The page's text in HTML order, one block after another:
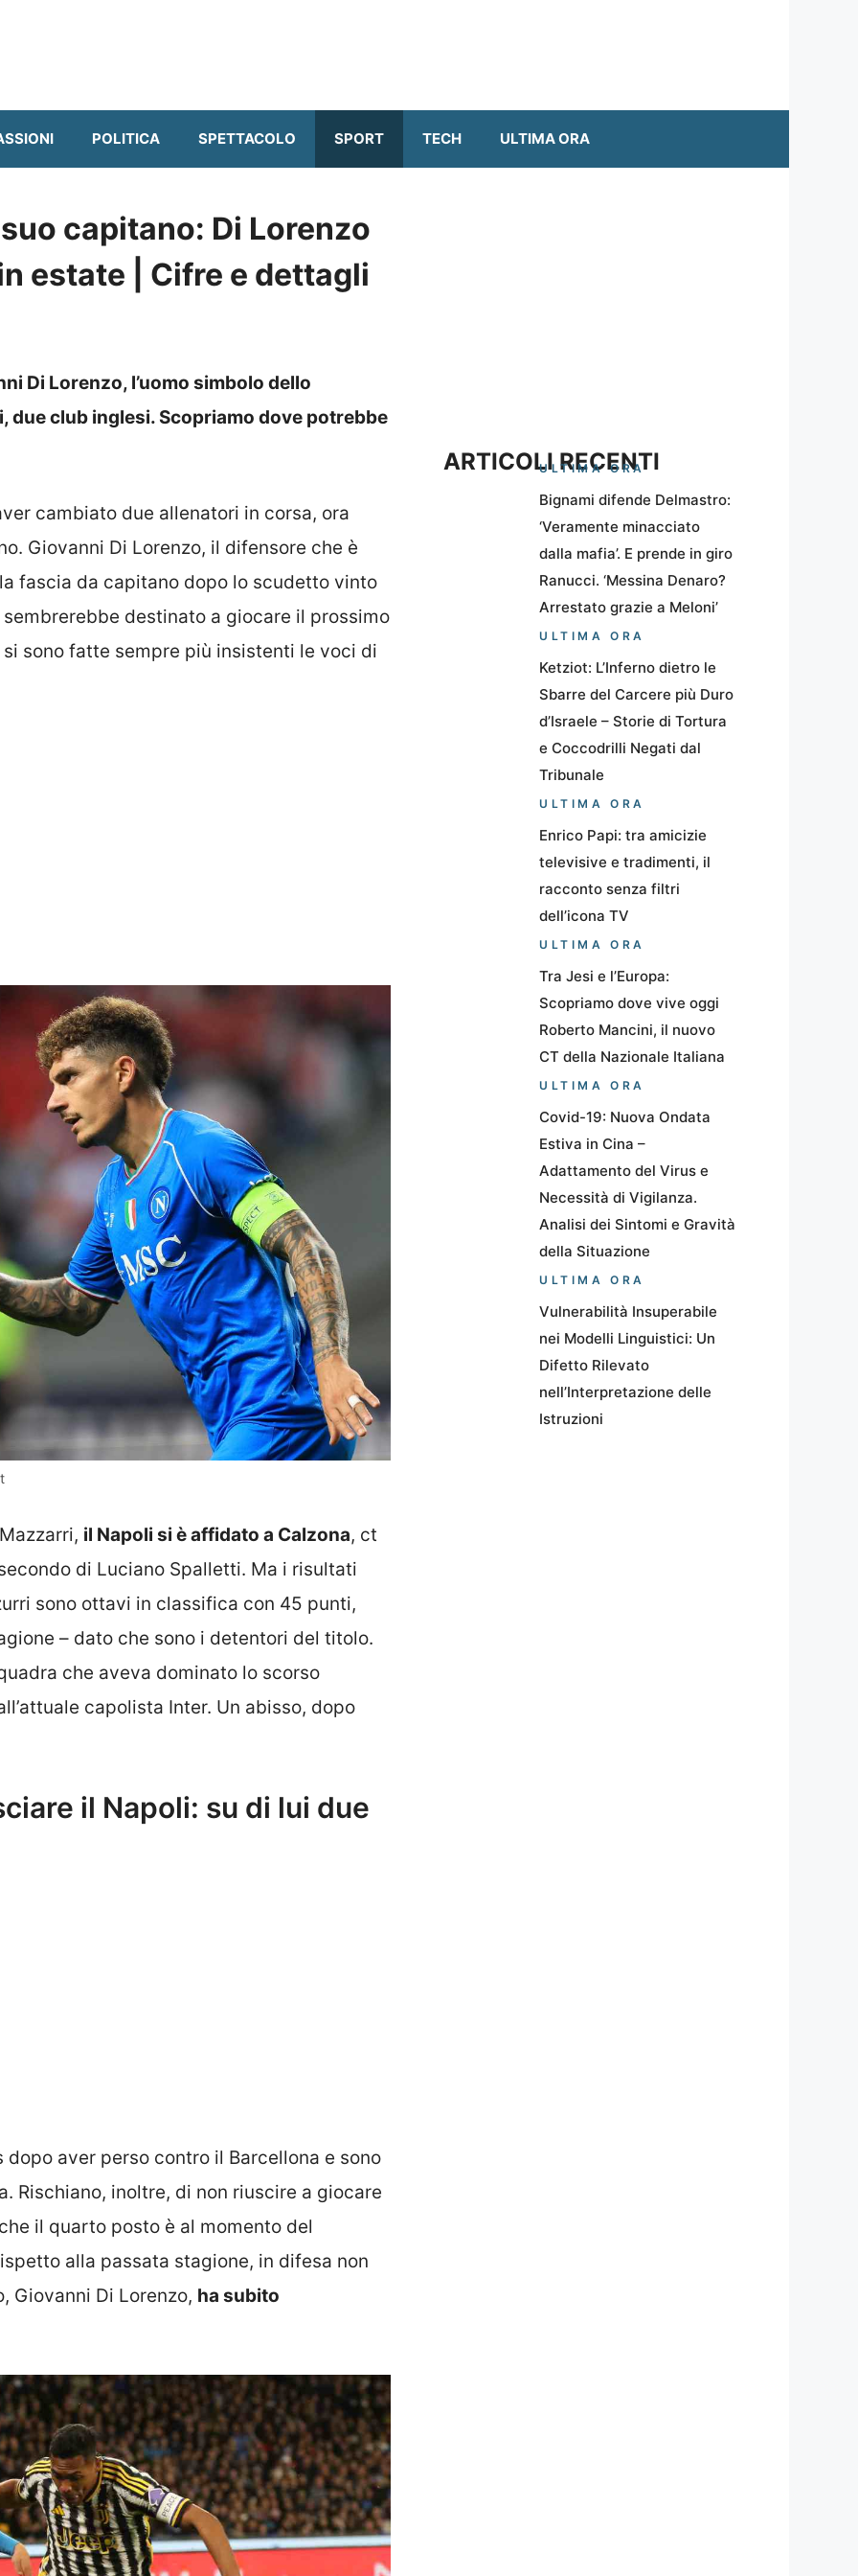
POLITICA SPETTACOLO SPORT TECH ULTIMA ORA
capitano: Di Lorenzo
estate | Cifre e dettagli
Di Lorenzo, l’uomo simbolo dello
due club inglesi. Scopriamo dove potrebbe
cambiato due allenatori in corsa, ora
Giovanni Di Lorenzo, il difensore che è
fascia da capitano dopo lo scudetto vinto
destinato a giocare il prossimo
sono fatte sempre più insistenti le voci di
il Napoli si è affidato a Calzona, ct
di Luciano Spalletti. Ma i risultati
sono ottavi in classifica con 45 punti,
– dato che sono i detentori del titolo.
che aveva dominato lo scorso
capolista Inter. Un abisso, dopo
il Napoli: su di lui due
aver perso contro il Barcellona e sono
Rischiano, inoltre, di non riuscire a giocare
il quarto posto è al momento del
alla passata stagione, in difesa non
Giovanni Di Lorenzo, ha subito
ARTICOLI RECENTI
ULTIMA ORA
Bignami difende Delmastro:
‘Veramente minacciato
dalla mafia’. E prende in giro
Ranucci. ‘Messina Denaro?
Arrestato grazie a Meloni’
ULTIMA ORA
Ketziot: L’Inferno dietro le
Sbarre del Carcere più Duro
d’Israele – Storie di Tortura
e Coccodrilli Negati dal
Tribunale
ULTIMA ORA
Enrico Papi: tra amicizie
televisive e tradimenti, il
racconto senza filtri
dell’icona TV
ULTIMA ORA
Tra Jesi e l’Europa:
Scopriamo dove vive oggi
Roberto Mancini, il nuovo
CT della Nazionale Italiana
ULTIMA ORA
Covid-19: Nuova Ondata
Estiva in Cina –
Adattamento del Virus e
Necessità di Vigilanza.
Analisi dei Sintomi e Gravità
della Situazione
ULTIMA ORA
Vulnerabilità Insuperabile
nei Modelli Linguistici: Un
Difetto Rilevato
nell’Interpretazione delle
Istruzioni